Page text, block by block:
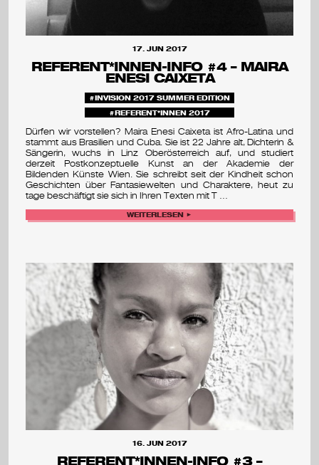
17. JUN 2017
REFERENT*INNEN-INFO #4 – MAIRA
ENESI CAIXETA
INVISION 2017 SUMMER EDITION
REFERENT*INNEN 2017
Dürfen wir vorstellen? Maira Enesi Caixeta ist Afro-Latina und
stammt aus Brasilien und Cuba. Sie ist 22 Jahre alt, Dichterin &
Sängerin, wuchs in Linz Oberösterreich auf, und studiert
derzeit Postkonzeptuelle Kunst an der Akademie der
Bildenden Künste Wien. Sie schreibt seit der Kindheit schon
Geschichten über Fantasiewelten und Charaktere, heut zu
tage beschäftigt sie sich in Ihren Texten mit T …
WEITERLESEN ►
16. JUN 2017
REFERENT*INNEN-INFO #3 –